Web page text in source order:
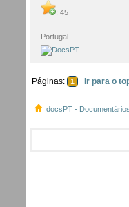
: 45
Portugal
Páginas: 1 Ir para o
docsPT -